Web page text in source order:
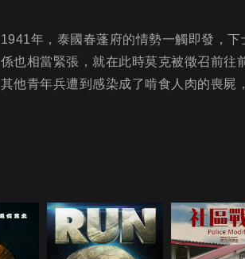
1941年，泰國春蓬府的情勢一觸即發，
係也相當緊張，就在此時莫克被徵召前往
其他青年兵遭到感染成了啃食人肉的喪